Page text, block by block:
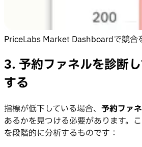
PriceLabs Market Dashboardで競合
3. 予約ファネルを診断
する
指標が低下している場合、 予約ファ
あるかを見つける必要があります。
を段階的に分析するものです：